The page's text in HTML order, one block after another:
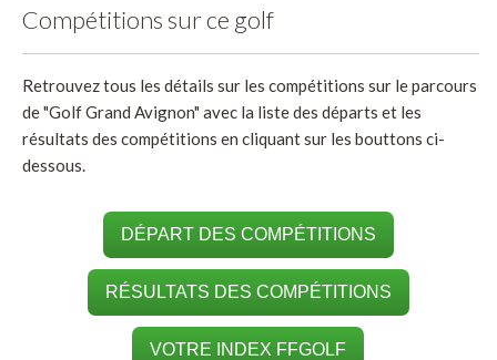
Compétitions sur ce golf
Retrouvez tous les détails sur les compétitions sur le parcours
de "Golf Grand Avignon" avec la liste des départs et les
résultats des compétitions en cliquant sur les bouttons ci-
dessous.
DÉPART DES COMPÉTITIONS
RÉSULTATS DES COMPÉTITIONS
VOTRE INDEX FFGOLF